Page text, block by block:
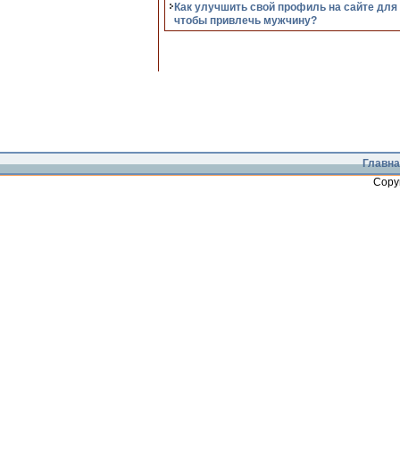
Как улучшить свой профиль на сайте для
чтобы привлечь мужчину?